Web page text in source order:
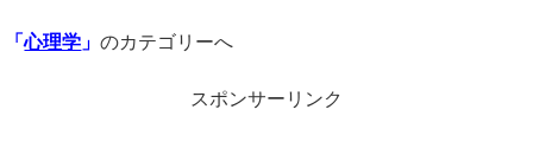
「心理学 」のカテゴリーへ
スポンサーリンク